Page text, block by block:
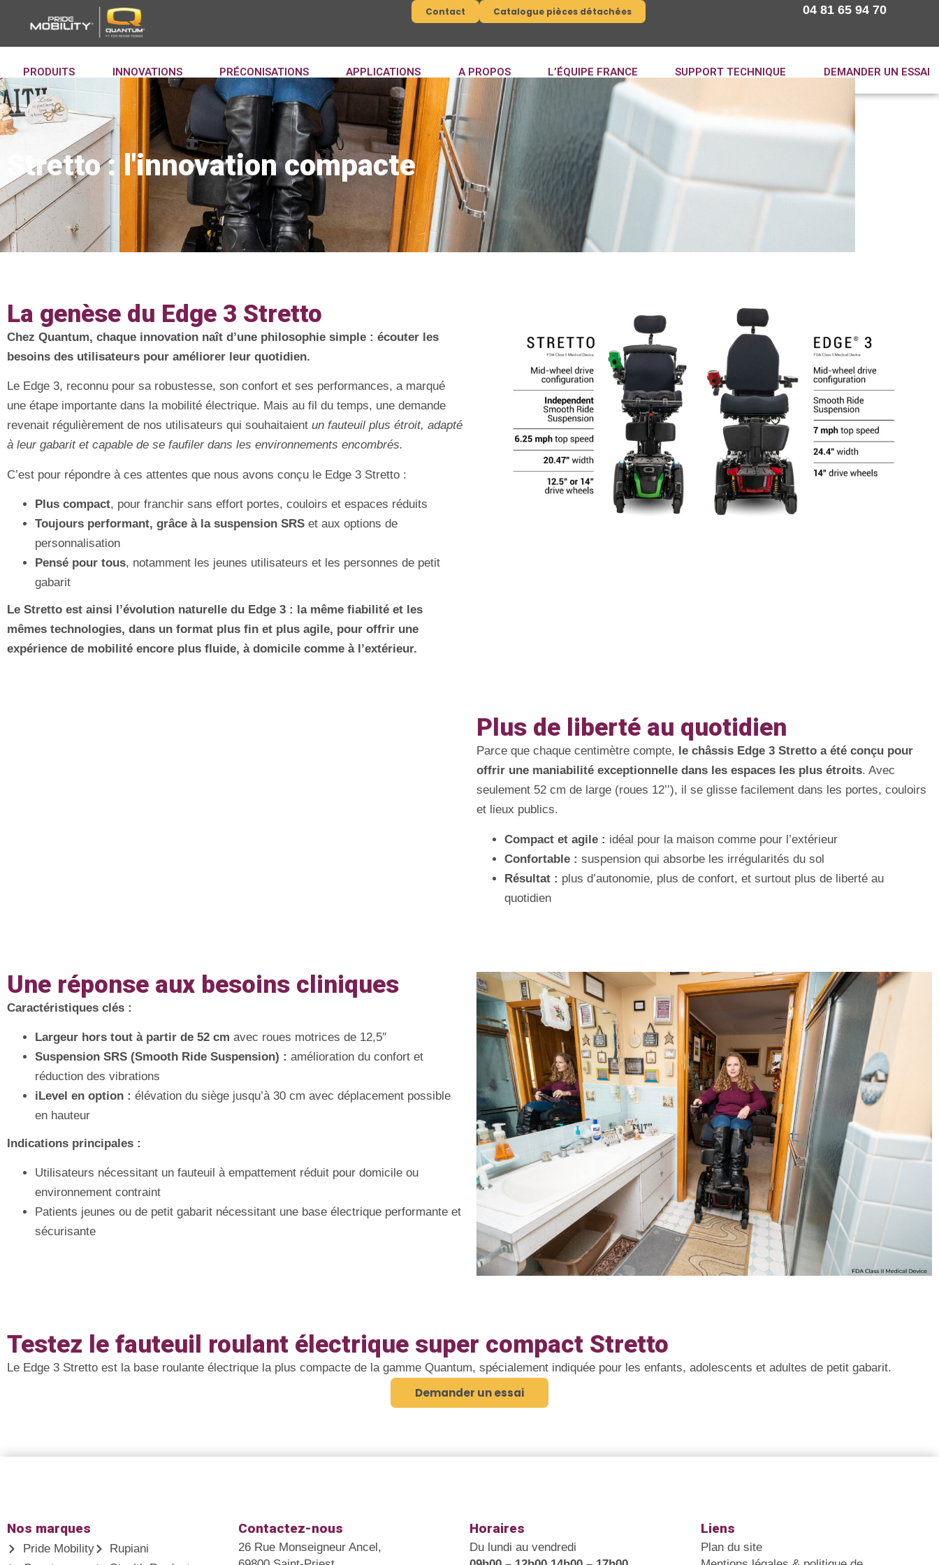
Contact Catalogue pièces détachées 04 81 65 94 70
PRODUITS INNOVATIONS PRÉCONISATIONS APPLICATIONS A PROPOS L’ÉQUIPE FRANCE SUPPORT TECHNIQUE DEMANDER UN ESSAI
Stretto : l'innovation compacte
La genèse du Edge 3 Stretto
Chez Quantum, chaque innovation naît d’une philosophie simple : écouter les
besoins des utilisateurs pour améliorer leur quotidien.
Le Edge 3, reconnu pour sa robustesse, son confort et ses performances, a marqué
une étape importante dans la mobilité électrique. Mais au fil du temps, une demande
revenait régulièrement de nos utilisateurs qui souhaitaient un fauteuil plus étroit, adapté
à leur gabarit et capable de se faufiler dans les environnements encombrés.
C’est pour répondre à ces attentes que nous avons conçu le Edge 3 Stretto :
Plus compact, pour franchir sans effort portes, couloirs et espaces réduits
Toujours performant, grâce à la suspension SRS et aux options de
personnalisation
Pensé pour tous, notamment les jeunes utilisateurs et les personnes de petit
gabarit
Le Stretto est ainsi l’évolution naturelle du Edge 3 : la même fiabilité et les
mêmes technologies, dans un format plus fin et plus agile, pour offrir une
expérience de mobilité encore plus fluide, à domicile comme à l’extérieur.
Plus de liberté au quotidien
Parce que chaque centimètre compte, le châssis Edge 3 Stretto a été conçu pour
offrir une maniabilité exceptionnelle dans les espaces les plus étroits. Avec
seulement 52 cm de large (roues 12’’), il se glisse facilement dans les portes, couloirs
et lieux publics.
Compact et agile : idéal pour la maison comme pour l’extérieur
Confortable : suspension qui absorbe les irrégularités du sol
Résultat : plus d’autonomie, plus de confort, et surtout plus de liberté au
quotidien
Une réponse aux besoins cliniques
Caractéristiques clés :
Largeur hors tout à partir de 52 cm avec roues motrices de 12,5″
Suspension SRS (Smooth Ride Suspension) : amélioration du confort et
réduction des vibrations
iLevel en option : élévation du siège jusqu’à 30 cm avec déplacement possible
en hauteur
Indications principales :
Utilisateurs nécessitant un fauteuil à empattement réduit pour domicile ou
environnement contraint
Patients jeunes ou de petit gabarit nécessitant une base électrique performante et
sécurisante
Testez le fauteuil roulant électrique super compact Stretto
Le Edge 3 Stretto est la base roulante électrique la plus compacte de la gamme Quantum, spécialement indiquée pour les enfants, adolescents et adultes de petit gabarit.
Demander un essai
Nos marques
Pride Mobility
Rupiani
Contactez-nous
26 Rue Monseigneur Ancel,
Horaires
Du lundi au vendredi
Liens
Plan du site